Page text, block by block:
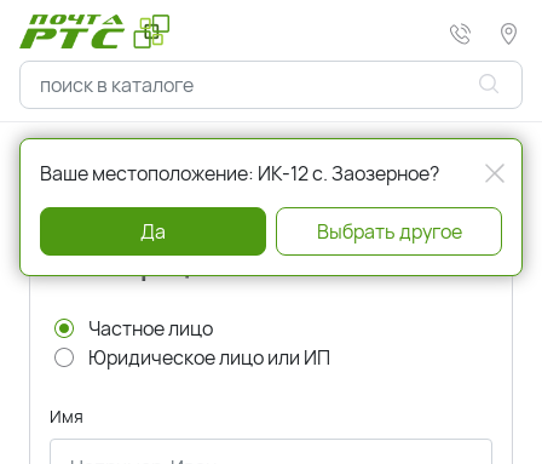
Главная Регистрация
Регистрация
Частное лицо
Юридическое лицо или ИП
Имя
Ваше местоположение: ИК-12 с. Заозерное?
Да Выбрать другое